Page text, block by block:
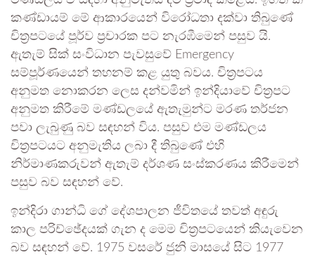
කණ්ඩායම් මේ ආකාරයෙන් විරෝධතා දක්වා තිබුණේ
චිත්‍රපටයේ පූර්ව ප්‍රචාරක පට නැරඹීමෙන් පසුව යි.
ඇතැම් සික් සංවිධාන පැවසුවේ Emergency
සම්පූර්ණයෙන් තහනම් කළ යුතු බවය. චිත්‍රපටය
අනුමත නොකරන ලෙස දන්වමින් ඉන්දියාවේ චිත්‍රපට
අනුමත කිරීමේ මණ්ඩලයේ ඇතැමුන්ට මරණ තර්ජන
පවා ලැබුණු බව සඳහන් විය. පසුව එම මණ්ඩලය
චිත්‍රපටයට අනුමැතිය ලබා දී තිබුණේ එහි
නිර්මාණකරුවන් ඇතැම් දර්ශණ සංස්කරණය කිරීමෙන්
පසුව බව සඳහන් වේ.
ඉන්දිරා ගාන්ධි ගේ දේශපාලන ජීවිතයේ තවත් අඳුරු
කාල පරිච්ඡේදයක් ගැන ද මෙම චිත්‍රපටයෙන් කියැවෙන
බව සඳහන් වේ. 1975 වසරේ ජුනි මාසයේ සිට 1977